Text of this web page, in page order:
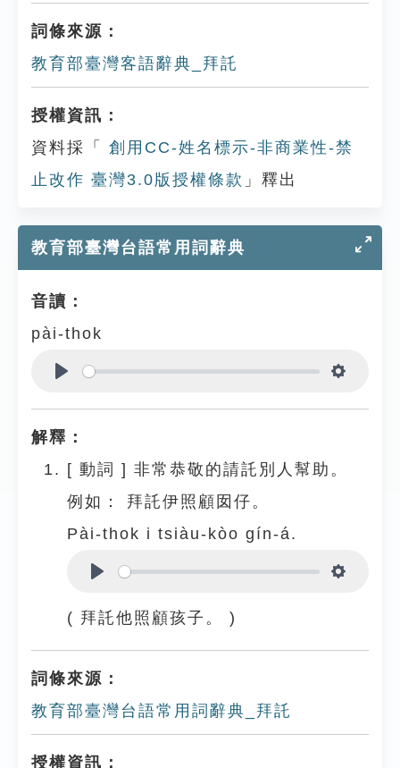
詞條來源：
教育部臺灣客語辭典_拜託
授權資訊：
資料採「
創用CC-姓名標示-非商業性-禁
止改作 臺灣3.0版授權條款 」釋出
教育部臺灣台語常用詞辭典
音讀：
pài-thok
解釋：
[ 動詞 ] 非常恭敬的請託別人幫助。
例如：
拜託伊照顧囡仔。
Pài-thok i tsiàu-kòo gín-á.
( 拜託他照顧孩子。 )
詞條來源：
教育部臺灣台語常用詞辭典_拜託
授權資訊：